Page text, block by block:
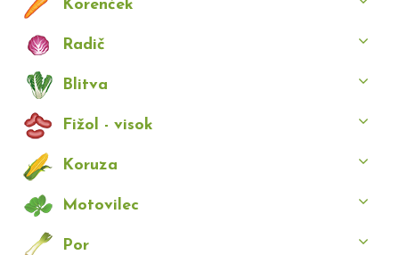
Korenček
Radič
Blitva
Fižol - visok
Koruza
Motovilec
Por